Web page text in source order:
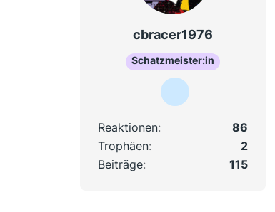
cbracer1976
Schatzmeister:in
Reaktionen
86
Trophäen
2
Beiträge
115